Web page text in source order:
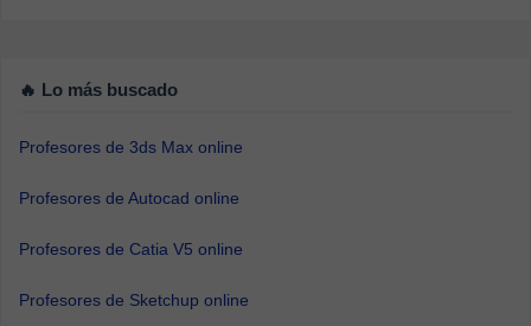
🔥 Lo más buscado
Profesores de 3ds Max online
Profesores de Autocad online
Profesores de Catia V5 online
Profesores de Sketchup online